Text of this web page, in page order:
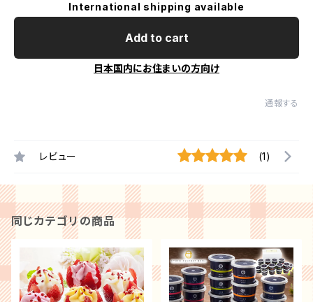
International shipping available
Add to cart
日本国内にお住まいの方向け
通報する
レビュー (1)
同じカテゴリの商品